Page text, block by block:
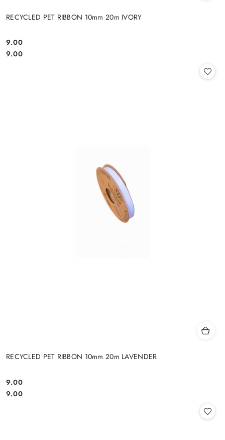
RECYCLED PET RIBBON 10mm 20m IVORY
Cena:
9.00
Cena:
9.00
RECYCLED PET RIBBON 10mm 20m LAVENDER
Cena:
9.00
Cena:
9.00